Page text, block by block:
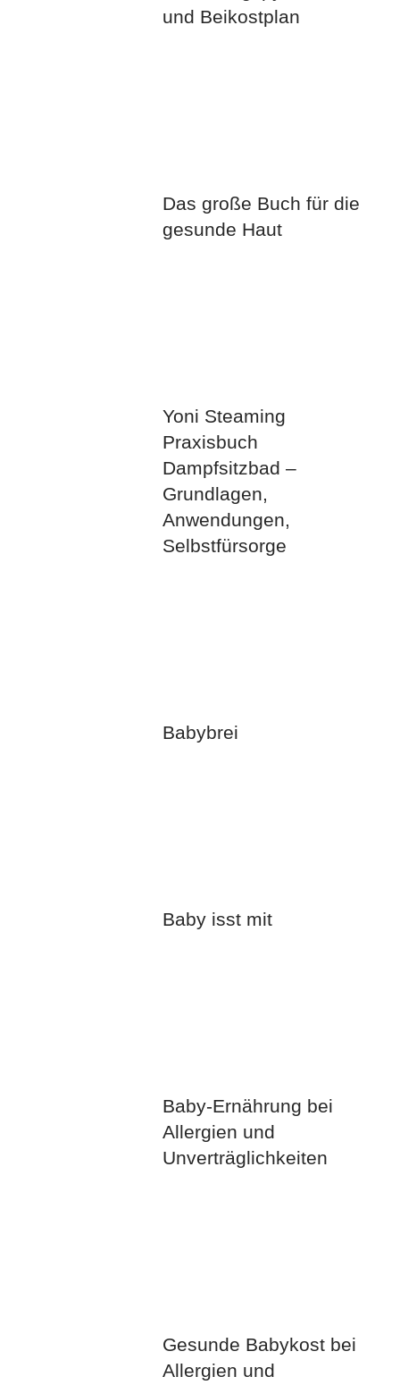
und Beikostplan
Das große Buch für die
gesunde Haut
Yoni Steaming
Praxisbuch
Dampfsitzbad –
Grundlagen,
Anwendungen,
Selbstfürsorge
Babybrei
Baby isst mit
Baby-Ernährung bei
Allergien und
Unverträglichkeiten
Gesunde Babykost bei
Allergien und